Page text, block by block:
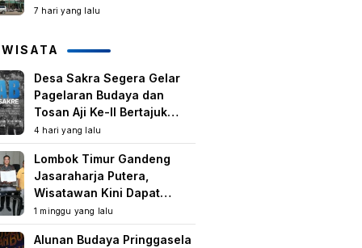
Dana Rp2,25 Miliar oleh
7 hari yang lalu
Desa Sakra Segera Gelar
Pagelaran Budaya dan
Tosan Aji Ke-II Bertajuk
Samuhita Sakre
4 hari yang lalu
Lombok Timur Gandeng
Jasaraharja Putera,
Wisatawan Kini Dapat
Perlindungan Asuransi di
Destinasi Wisata
1 minggu yang lalu
Alunan Budaya Pringgasela